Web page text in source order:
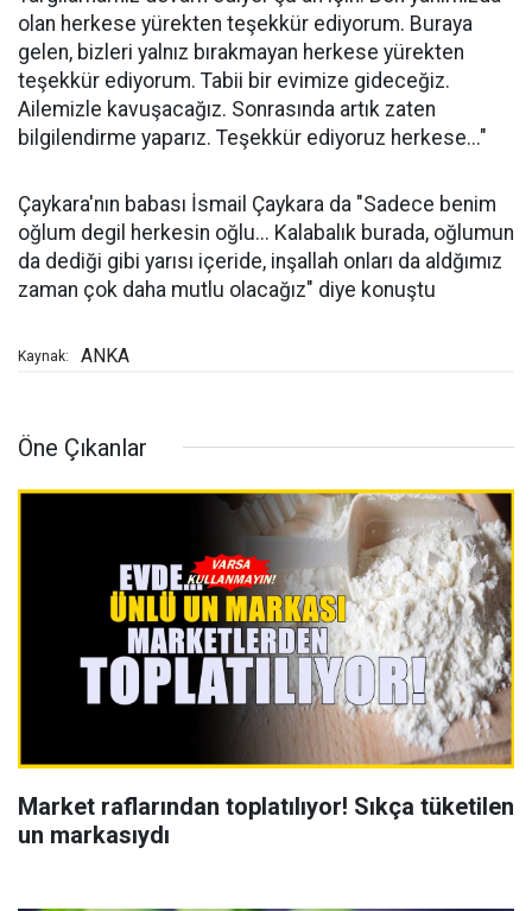
olan herkese yürekten teşekkür ediyorum. Buraya
gelen, bizleri yalnız bırakmayan herkese yürekten
teşekkür ediyorum. Tabii bir evimize gideceğiz.
Ailemizle kavuşacağız. Sonrasında artık zaten
bilgilendirme yaparız. Teşekkür ediyoruz herkese..."
Çaykara'nın babası İsmail Çaykara da "Sadece benim
oğlum degil herkesin oğlu... Kalabalık burada, oğlumun
da dediği gibi yarısı içeride, inşallah onları da aldğımız
zaman çok daha mutlu olacağız" diye konuştu
Kaynak: ANKA
Öne Çıkanlar
Market raflarından toplatılıyor! Sıkça tüketilen
un markasıydı